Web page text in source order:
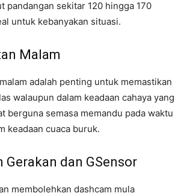
pandangan sekitar 120 hingga 170
untuk kebanyakan situasi.
Malam
adalah penting untuk memastikan
walaupun dalam keadaan cahaya yang
berguna semasa memandu pada waktu
keadaan cuaca buruk.
Gerakan dan GSensor
membolehkan dashcam mula